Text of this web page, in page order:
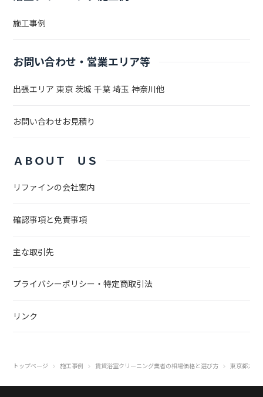
施工事例
お問い合わせ・営業エリア等
出張エリア 東京 茨城 千葉 埼玉 神奈川他
お問い合わせお見積り
ＡＢＯＵＴ ＵＳ
リファインの会社案内
確認事項と免責事項
主な取引先
プライバシーポリシー・特定商取引法
リンク
トップページ 施工事例 賃貸浴室クリーニング業者の相場価格と選び方 東京都大田